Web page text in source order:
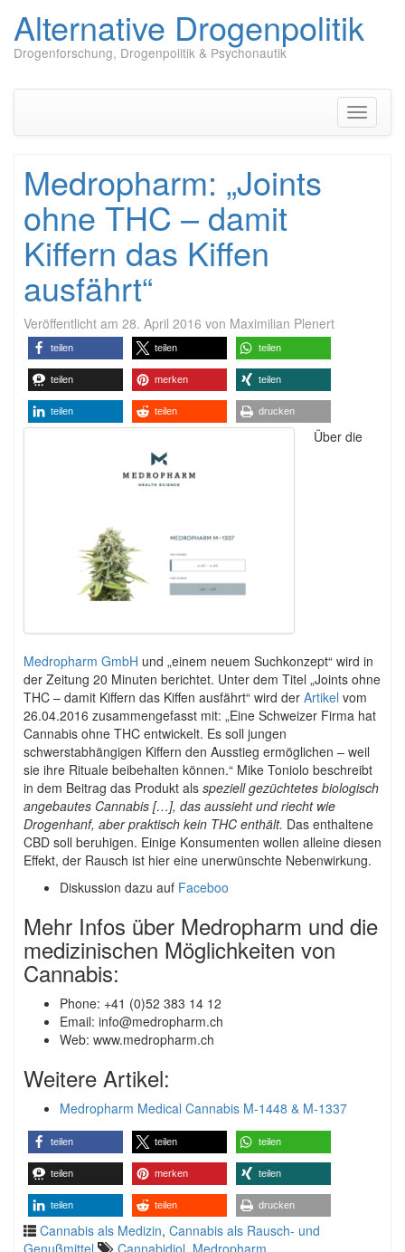
Alternative Drogenpolitik
Drogenforschung, Drogenpolitik & Psychonautik
Medropharm: „Joints
ohne THC – damit
Kiffern das Kiffen
ausfährt“
Veröffentlicht am 28. April 2016 von Maximilian Plenert
teilen teilen teilen
teilen merken teilen
teilen teilen drucken
Über die
Medropharm GmbH und „einem neuem Suchkonzept“ wird in
der Zeitung 20 Minuten berichtet. Unter dem Titel „Joints ohne
THC – damit Kiffern das Kiffen ausfährt“ wird der Artikel vom
26.04.2016 zusammengefasst mit: „Eine Schweizer Firma hat
Cannabis ohne THC entwickelt. Es soll jungen
schwerstabhängigen Kiffern den Ausstieg ermöglichen – weil
sie ihre Rituale beibehalten können.“ Mike Toniolo beschreibt
in dem Beitrag das Produkt als speziell gezüchtetes biologisch
angebautes Cannabis […], das aussieht und riecht wie
Drogenhanf, aber praktisch kein THC enthält. Das enthaltene
CBD soll beruhigen. Einige Konsumenten wollen alleine diesen
Effekt, der Rausch ist hier eine unerwünschte Nebenwirkung.
Diskussion dazu auf Faceboo
Mehr Infos über Medropharm und die
medizinischen Möglichkeiten von
Cannabis:
Phone: +41 (0)52 383 14 12
Email: info@medropharm.ch
Web: www.medropharm.ch
Weitere Artikel:
Medropharm Medical Cannabis M-1448 & M-1337
teilen teilen teilen
teilen merken teilen
teilen teilen drucken
Cannabis als Medizin, Cannabis als Rausch- und
Genußmittel
Cannabidiol, Medropharm